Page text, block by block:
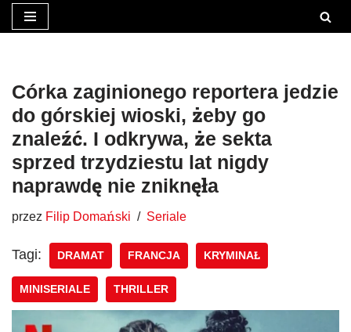
treści
Córka zaginionego reportera jedzie
do górskiej wioski, żeby go
znaleźć. I odkrywa, że sekta
sprzed trzydziestu lat nigdy
naprawdę nie zniknęła
przez Filip Domański Seriale
Tagi: DRAMAT FRANCJA KRYMINAŁ
MINISERIALE THRILLER